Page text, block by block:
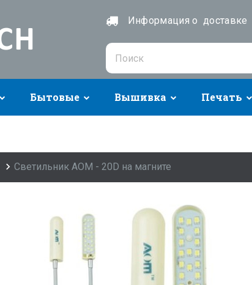
Информация о доставке
Бытовые Вышивка Печать
Светильник AOM - 20D на магните